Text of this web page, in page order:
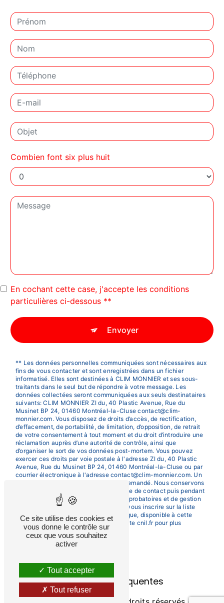
Combien font six plus huit
En cochant cette case, j'accepte les conditions
particulières ci-dessous **
Envoyer
** Les données personnelles communiquées sont nécessaires aux
fins de vous contacter et sont enregistrées dans un fichier
informatisé. Elles sont destinées à CLIM MONNIER et ses sous-
traitants dans le seul but de répondre à votre message. Les
données collectées seront communiquées aux seuls destinataires
suivants: CLIM MONNIER ZI du, 40 Plastic Avenue, Rue du
Musinet BP 24, 01460 Montréal-la-Cluse contact@clim-
monnier.com. Vous disposez de droits d’accès, de rectification,
d’effacement, de portabilité, de limitation, d’opposition, de retrait
de votre consentement à tout moment et du droit d’introduire une
réclamation auprès d’une autorité de contrôle, ainsi que
d’organiser le sort de vos données post-mortem. Vous pouvez
exercer ces droits par voie postale à l'adresse ZI du, 40 Plastic
Avenue, Rue du Musinet BP 24, 01460 Montréal-la-Cluse ou par
courrier électronique à l'adresse contact@clim-monnier.com. Un
justificatif d'identité pourra vous être demandé. Nous conservons
vos données pendant la période de prise de contact puis pendant
la durée de prescription légale aux fins probatoires et de gestion
des contentieux. Vous avez le droit de vous inscrire sur la liste
d'opposition au démarchage téléphonique, disponible à cette
adresse:Bloctel.gouv.fr. Consultez le site cnil.fr pour plus
d’informations sur vos droits.
Recherches fréquentes
Ce site utilise des cookies et
vous donne le contrôle sur
ceux que vous souhaitez
activer
Tout accepter
Tout refuser